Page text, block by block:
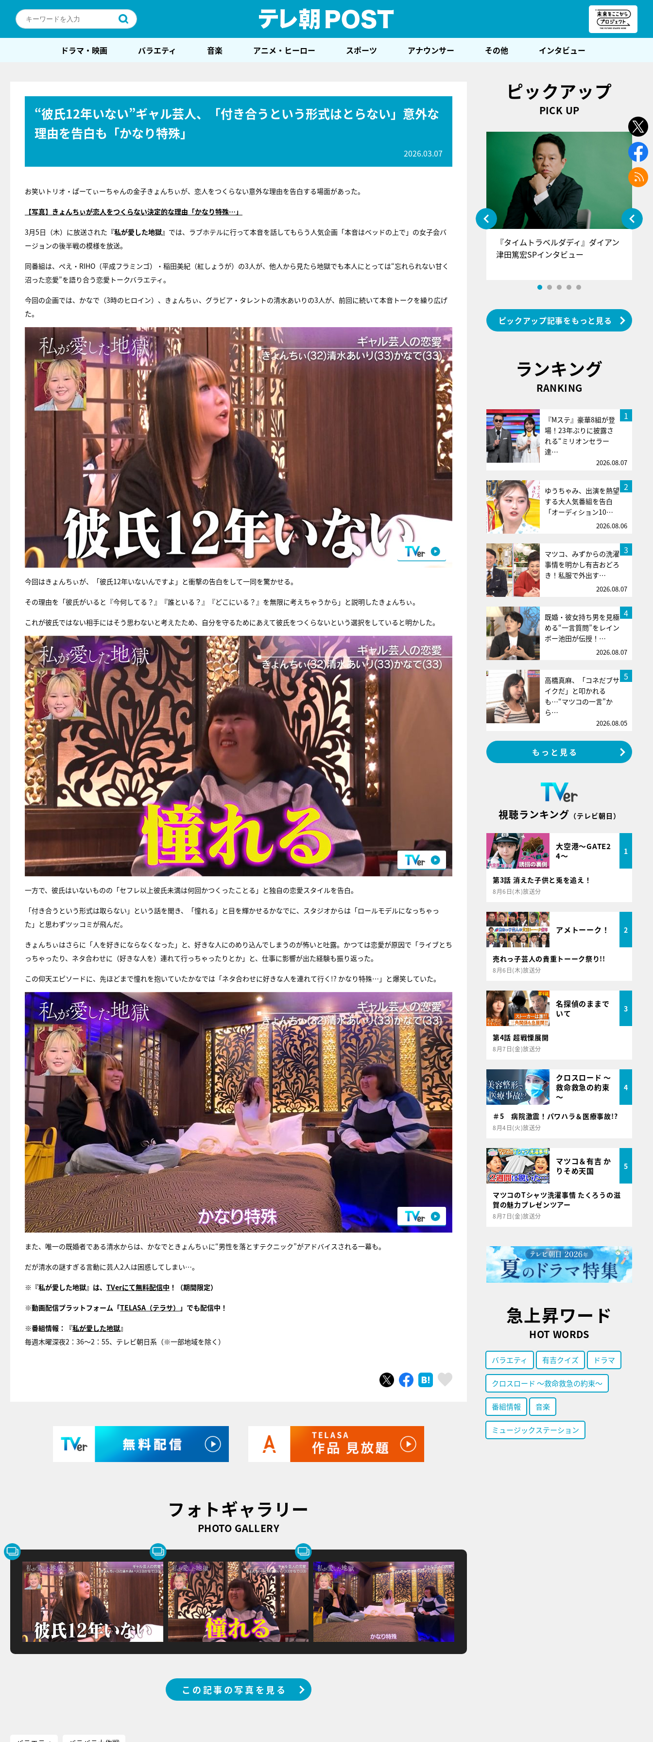
ドラマ・映画 バラエティ 音楽 アニメ・ヒーロー スポーツ アナウンサー その他 インタビュー
“彼氏12年いない”ギャル芸人、「付き合うという形式はとらない」意外な
理由を告白も「かなり特殊」
2026.03.07
お笑いトリオ・ぱーてぃーちゃんの金子きょんちぃが、恋人をつくらない意外な理由を告白する場面があった。
【写真】きょんちぃが恋人をつくらない決定的な理由「かなり特殊…」
3月5日（木）に放送された 『私が愛した地獄』 では、ラブホテルに行って本音を話してもらう人気企画「本音はベッドの上で」の女子会バ
ージョンの後半戦の模様を放送。
同番組は、ぺえ・RIHO（平成フラミンゴ）・稲田美紀（紅しょうが）の3人が、他人から見たら地獄でも本人にとっては“忘れられない甘く
沼った恋愛”を語り合う恋愛トークバラエティ。
今回の企画では、かなで（3時のヒロイン）、きょんちぃ、グラビア・タレントの清水あいりの3人が、前回に続いて本音トークを繰り広げ
た。
今回はきょんちぃが、「彼氏12年いないんですよ」と衝撃の告白をして一同を驚かせる。
その理由を「彼氏がいると『今何してる？』『誰といる？』『どこにいる？』を無限に考えちゃうから」と説明したきょんちぃ。
これが彼氏ではない相手にはそう思わないと考えたため、自分を守るためにあえて彼氏をつくらないという選択をしていると明かした。
一方で、彼氏はいないものの「セフレ以上彼氏未満は何回かつくったことる」と独自の恋愛スタイルを告白。
「付き合うという形式は取らない」という話を聞き、「憧れる」と目を輝かせるかなでに、スタジオからは「ロールモデルになっちゃっ
た」と思わずツッコミが飛んだ。
きょんちぃはさらに「人を好きにならなくなった」と、好きな人にのめり込んでしまうのが怖いと吐露。かつては恋愛が原因で「ライブとち
っちゃったり、ネタ合わせに（好きな人を）連れて行っちゃったりとか」と、仕事に影響が出た経験も振り返った。
この仰天エピソードに、先ほどまで憧れを抱いていたかなでは「ネタ合わせに好きな人を連れて行く!? かなり特殊…」と爆笑していた。
また、唯一の既婚者である清水からは、かなでときょんちぃに“男性を落とすテクニック”がアドバイスされる一幕も。
だが清水の謎すぎる言動に芸人2人は困惑してしまい…。
※『私が愛した地獄』は、 TVerにて無料配信中 ！（期間限定）
※動画配信プラットフォーム「TELASA（テラサ） 」でも配信中！
※番組情報：『私が愛した地獄』
毎週木曜深夜2：36～2：55、テレビ朝日系（※一部地域を除く）
ツイートシェア はてブ スキボタン
フォトギャラリー
PHOTO GALLERY
この記事の写真を見る
ピックアップ
PICK UP
ビュー
『タイムトラベルダディ』ダイアン
津田篤宏SPインタビュー
ピックアップ記事をもっと見る
ランキング
RANKING
1
『Mステ』豪華8組が登
場！23年ぶりに披露さ
れる“ミリオンセラー
達…
2026.08.07
2
ゆうちゃみ、出演を熱望
する大人気番組を告白
「オーディション10…
2026.08.06
3
マツコ、みずからの洗濯
事情を明かし有吉おどろ
き！私服で外出す…
2026.08.07
4
既婚・彼女持ち男を見極
める“一言質問”をレイン
ボー池田が伝授！…
2026.08.07
5
高橋真麻、「コネだブサ
イクだ」と叩かれる
も…“マツコの一言”か
ら…
2026.08.05
もっと見る
視聴ランキング （テレビ朝日）
大空港～GATE2
4～
1
第3話 消えた子供と兎を追え！
8月6日(木)放送分
アメトーーク！ 2
売れっ子芸人の貴重トーーク祭り!!
8月6日(木)放送分
名探偵のままで
いて
3
第4話 超戦慄展開
8月7日(金)放送分
クロスロード ～
救命救急の約束
～
4
＃5 病院激震！パワハラ＆医療事故!?
8月4日(火)放送分
マツコ＆有吉 か
りそめ天国
5
マツコのTシャツ洗濯事情 たくろうの滋
賀の魅力プレゼンツアー
8月7日(金)放送分
急上昇ワード
HOT WORDS
バラエティ 有吉クイズ ドラマ
クロスロード ～救命救急の約束～
番組情報 音楽
ミュージックステーション